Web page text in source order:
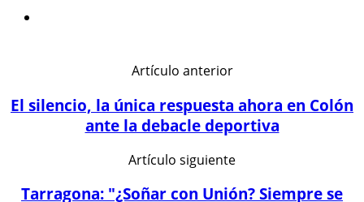
Artículo anterior
El silencio, la única respuesta ahora en Colón
ante la debacle deportiva
Artículo siguiente
Tarragona: "¿Soñar con Unión? Siempre se